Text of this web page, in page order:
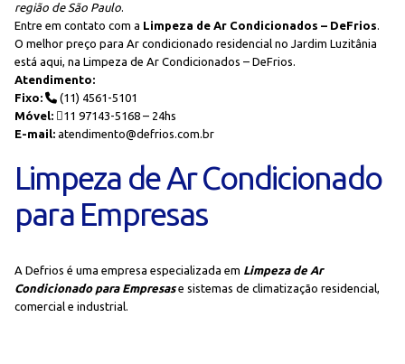
região de São Paulo.
Entre em contato com a Limpeza de Ar Condicionados – DeFrios.
O melhor preço para Ar condicionado residencial no Jardim Luzitânia
está aqui, na Limpeza de Ar Condicionados – DeFrios.
Atendimento:
Fixo:
(11) 4561-5101
Móvel:
11 97143-5168 – 24hs
E-mail: atendimento@defrios.com.br
Limpeza de Ar Condicionado
para Empresas
A Defrios é uma empresa especializada em Limpeza de Ar
Condicionado para Empresase sistemas de climatização residencial,
comercial e industrial.